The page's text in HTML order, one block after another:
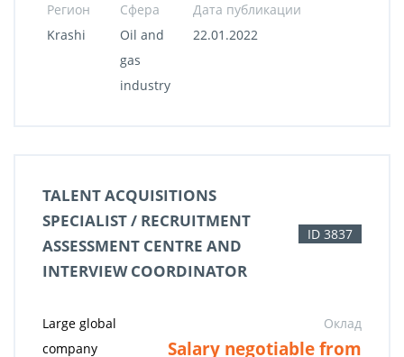
Регион Сфера
Дата публикации
Krashi
Oil and
gas
industry
22.01.2022
TALENT ACQUISITIONS
SPECIALIST / RECRUITMENT
ASSESSMENT CENTRE AND
INTERVIEW COORDINATOR
ID 3837
Large global
company
Оклад
Salary negotiable from